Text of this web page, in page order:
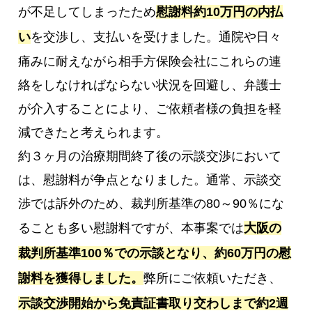
が不足してしまったため慰謝料約10万円の内払
いを交渉し、支払いを受けました。通院や日々
痛みに耐えながら相手方保険会社にこれらの連
絡をしなければならない状況を回避し、弁護士
が介入することにより、ご依頼者様の負担を軽
減できたと考えられます。
約３ヶ月の治療期間終了後の示談交渉において
は、慰謝料が争点となりました。通常、示談交
渉では訴外のため、裁判所基準の80～90％にな
ることも多い慰謝料ですが、本事案では大阪の
裁判所基準100％での示談となり、約60万円の慰
謝料を獲得しました。弊所にご依頼いただき、
示談交渉開始から免責証書取り交わしまで約2週